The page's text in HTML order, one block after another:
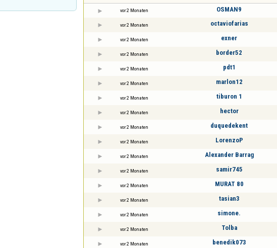
vor 2 Monaten OSMAN9
vor 2 Monaten octaviofarias
vor 2 Monaten exner
vor 2 Monaten border52
vor 2 Monaten pdt1
vor 2 Monaten marlon12
vor 2 Monaten tiburon 1
vor 2 Monaten hector
vor 2 Monaten duquedekent
vor 2 Monaten LorenzoP
vor 2 Monaten Alexander Barrag
vor 2 Monaten samir745
vor 2 Monaten MURAT 80
vor 2 Monaten tasian3
vor 2 Monaten simone.
vor 2 Monaten Tolba
vor 2 Monaten benedik073